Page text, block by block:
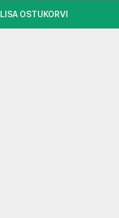
LISA OSTUKORVI